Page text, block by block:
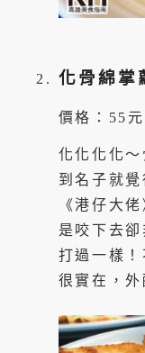
化骨綿掌
價格：55元
化化化化
到名子就
《港仔大
是咬下去
打過一樣
很實在，外